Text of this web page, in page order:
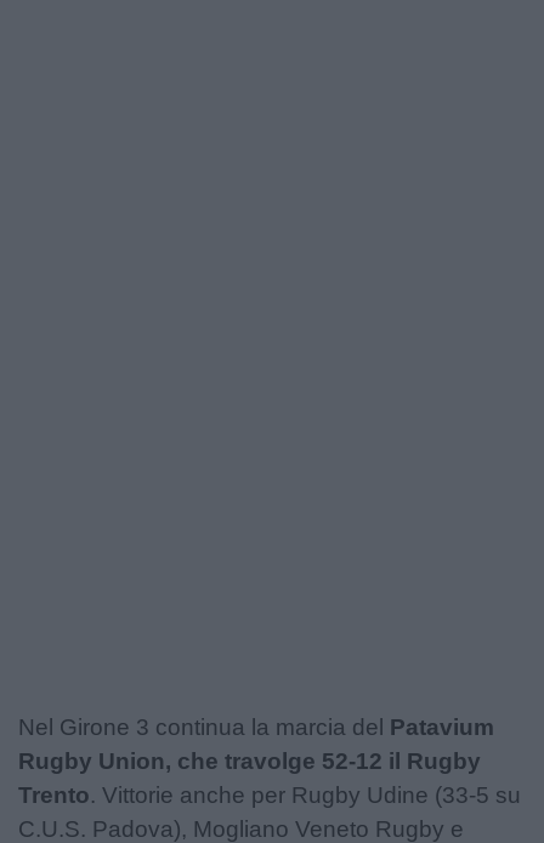
Nel Girone 3 continua la marcia del Patavium
Rugby Union, che travolge 52-12 il Rugby
Trento. Vittorie anche per Rugby Udine (33-5 su
C.U.S. Padova), Mogliano Veneto Rugby e